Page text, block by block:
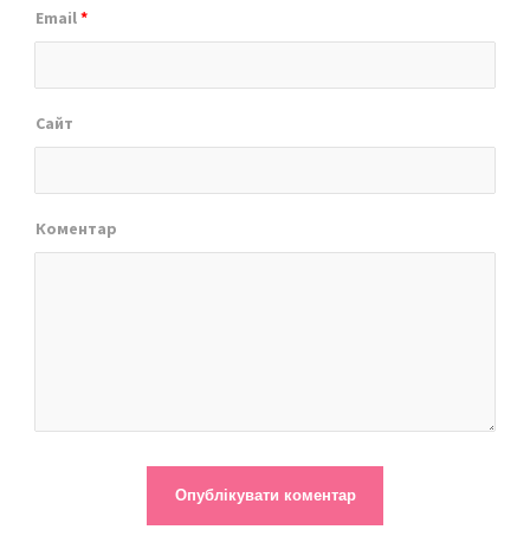
Email*
Сайт
Коментар